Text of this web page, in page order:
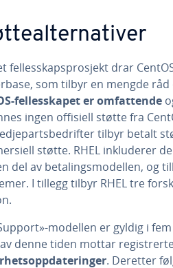
fellesskapsprosjekt drar
som tilbyr en mengde
fellesskapet er omfattende
ingen offisiell støtte fra
tilbyr betalt
støtte. RHEL inkluderer
del av betalingsmodellen, og
I tillegg tilbyr RHEL tre
modellen er gyldig i
denne tiden mottar
. Deretter